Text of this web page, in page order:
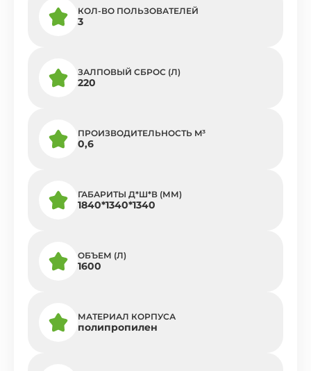
КОЛ-ВО ПОЛЬЗОВАТЕЛЕЙ
3
ЗАЛПОВЫЙ СБРОС (Л)
220
ПРОИЗВОДИТЕЛЬНОСТЬ M³
0,6
ГАБАРИТЫ Д*Ш*В (ММ)
1840*1340*1340
ОБЪЕМ (Л)
1600
МАТЕРИАЛ КОРПУСА
полипропилен